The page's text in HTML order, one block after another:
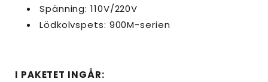
Spänning: 110V/220V
Lödkolvspets: 900M-serien
I PAKETET INGÅR: